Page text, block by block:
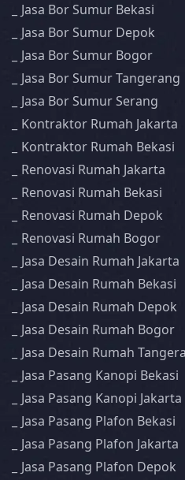
Jasa Bor Sumur Bekasi
Jasa Bor Sumur Depok
Jasa Bor Sumur Bogor
Jasa Bor Sumur Tangerang
Jasa Bor Sumur Serang
Kontraktor Rumah Jakarta
Kontraktor Rumah Bekasi
Renovasi Rumah Jakarta
Renovasi Rumah Bekasi
Renovasi Rumah Depok
Renovasi Rumah Bogor
Jasa Desain Rumah Jakarta
Jasa Desain Rumah Bekasi
Jasa Desain Rumah Depok
Jasa Desain Rumah Bogor
Jasa Desain Rumah
Jasa Pasang Kanopi Bekasi
Jasa Pasang Kanopi Jakarta
Jasa Pasang Plafon Bekasi
Jasa Pasang Plafon Jakarta
Jasa Pasang Plafon Depok